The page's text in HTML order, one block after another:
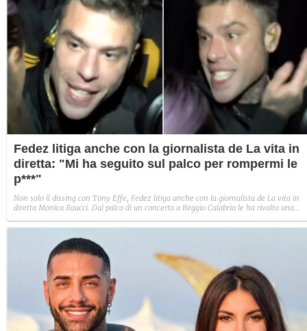
Fedez litiga anche con la giornalista de La vita in
diretta: "Mi ha seguito sul palco per rompermi le
p***"
Non solo il dissing con Tony Effe, Fedez litiga anche con la giornalista de La vita in
diretta Monica Raucci. Dal palco di un concerto a Reggio Calabria le ha rivolto una